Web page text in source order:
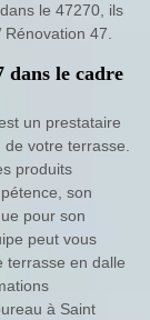
le 47270, ils
Rénovation 47.
le cadre
un prestataire
votre terrasse.
produits
son
pour son
peut vous
terrasse en dalle
à Saint